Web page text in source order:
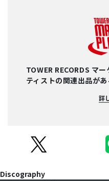
TOWER RECORDS マ
ティストの関連出品が
詳
Discography